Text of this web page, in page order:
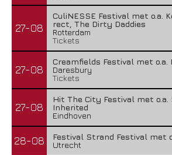
27-08
CuliNESSE Festival met o.a.
rect, The Dirty Daddies
Rotterdam
Tickets
27-08
Creamfields Festival met o.a.
Daresbury
Tickets
27-08
Hit The City Festival met o.a.
Inherited
Eindhoven
28-08
Festival Strand Festival met
Utrecht